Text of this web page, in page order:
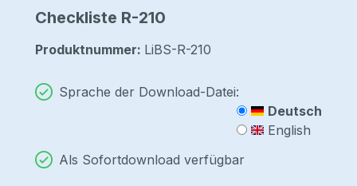
Checkliste R-210
Produktnummer: LiBS-R-210
Sprache der Download-Datei:
Deutsch
English
Als Sofortdownload verfügbar